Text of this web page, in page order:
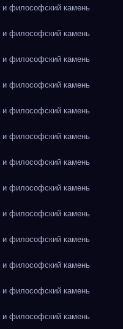
философский камень
философский камень
философский камень
философский камень
философский камень
философский камень
философский камень
философский камень
философский камень
философский камень
философский камень
философский камень
философский камень